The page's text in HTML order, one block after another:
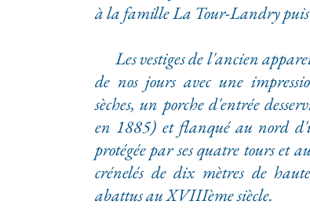
à la famille La Tour-Landry
Les vestiges de l'ancien
de nos jours avec une
sèches, un porche d'entrée
en 1885) et flanqué au nord
protégée par ses quatre tours et
crénelés de dix mètres de
abattus au XVIIIème siècle.